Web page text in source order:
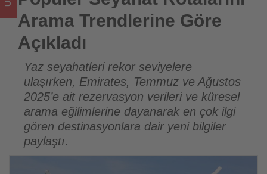
-
Tourexpi,
sizler
için
turizmde
olup
bitenleri
Arama Trendlerine Göre
Açıkladı
Yaz seyahatleri rekor seviyelere
ulaşırken, Emirates, Temmuz ve Ağustos
2025’e ait rezervasyon verileri ve küresel
arama eğilimlerine dayanarak en çok ilgi
gören destinasyonlara dair yeni bilgiler
paylaştı.